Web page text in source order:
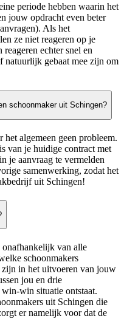
periode hebben waarin het
jouw opdracht even beter
Als het
ze niet reageren op je
echter snel en
natuurlijk gebaat mee zijn om
schoonmaker uit Schingen?
algemeen geen probleem.
van je huidige contract met
je aanvraag te vermelden
samenwerking, zodat het
uit Schingen!
onafhankelijk van alle
schoonmakers
in het uitvoeren van jouw
jou en drie
win situatie ontstaat.
uit Schingen die
er namelijk voor dat de